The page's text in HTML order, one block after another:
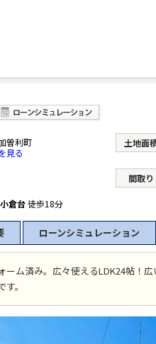
曽利町
見る
土地面
間取り
小倉台徒歩18分
ローンシミュレーション
ーム済み。広々使えるLDK24帖！
。